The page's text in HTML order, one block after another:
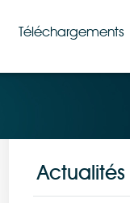
Téléchargements
Actualités